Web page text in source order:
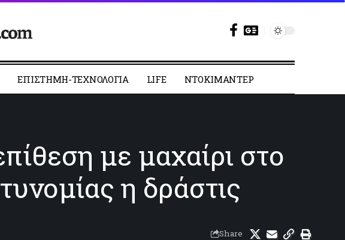
ΕΠΙΣΤΗΜΗ-ΤΕΧΝΟΛΟΓΙΑ LIFE ΝΤΟΚΙΜΑΝΤΕΡ
με μαχαίρι στο
η δράστις
Share